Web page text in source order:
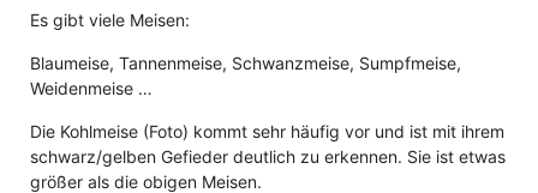
Es gibt viele Meisen:
Blaumeise, Tannenmeise, Schwanzmeise, Sumpfmeise,
Weidenmeise …
Die Kohlmeise (Foto) kommt sehr häufig vor und ist mit ihrem
schwarz/gelben Gefieder deutlich zu erkennen. Sie ist etwas
größer als die obigen Meisen.